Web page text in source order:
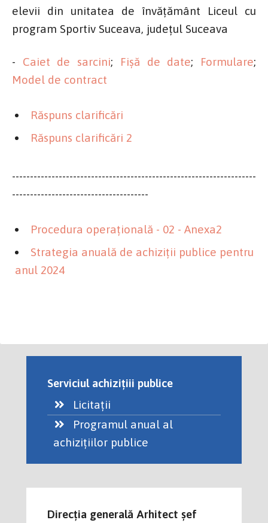
elevii din unitatea de învățământ Liceul cu
program Sportiv Suceava, județul Suceava
- Caiet de sarcini; Fișă de date; Formulare;
Model de contract
Răspuns clarificări
Răspuns clarificări 2
--------------------------------------------------------------------
--------------------------------------
Procedura operațională - 02 - Anexa2
Strategia anuală de achiziții publice pentru
anul 2024
Serviciul achizițiii publice
Licitații
Programul anual al
achizițiilor publice
Direcția generală Arhitect șef